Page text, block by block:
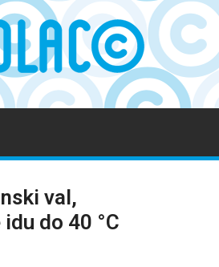
val,
do 40 °C